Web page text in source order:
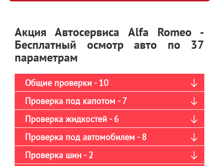
Акция Автосервиса Alfa Romeo -
Бесплатный осмотр авто по 37
параметрам
Общие проверки - 10
Проверка под капотом - 7
Проверка жидкостей - 6
Проверка под автомобилем - 8
Проверка шин - 2